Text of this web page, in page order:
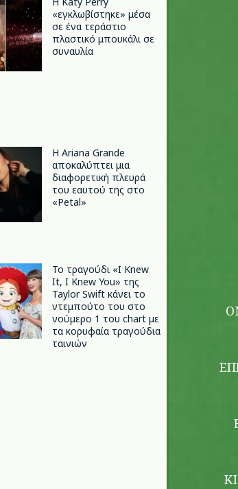
«εγκλωβίστηκε» μέσα
σε ένα τεράστιο
πλαστικό μπουκάλι σε
συναυλία
Η Ariana Grande
αποκαλύπτει μια
διαφορετική πλευρά
του εαυτού της στο
«Petal»
Το τραγούδι «I Knew
It, I Knew You» της
Taylor Swift κάνει το
ντεμπούτο του στο
νούμερο 1 του chart με
τα κορυφαία τραγούδια
ταινιών